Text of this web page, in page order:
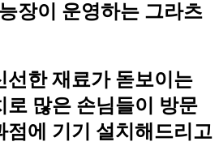
장이 운영하는 그라츠
선한 재료가 돋보이는
로 많은 손님들이 방문
점에 기기 설치해드리고